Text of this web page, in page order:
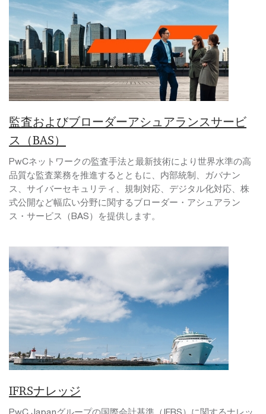
監査およびブローダーアシュアランスサービ
ス（BAS）
PwCネットワークの監査手法と最新技術により世界水準の高
品質な監査業務を推進するとともに、内部統制、ガバナン
ス、サイバーセキュリティ、規制対応、デジタル化対応、株
式公開など幅広い分野に関するブローダー・アシュアラン
ス・サービス（BAS）を提供します。
IFRSナレッジ
PwC Japanグループの国際会計基準（IFRS）に関するナレッ